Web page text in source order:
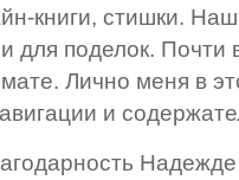
книги, стишки.
для поделок. Почти
Лично меня в
и